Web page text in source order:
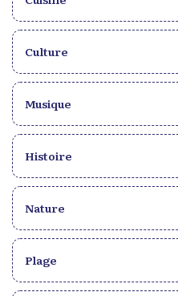
Culture
Musique
Histoire
Nature
Plage